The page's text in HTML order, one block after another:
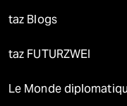
taz Blogs
taz FUTURZWEI
Le Monde